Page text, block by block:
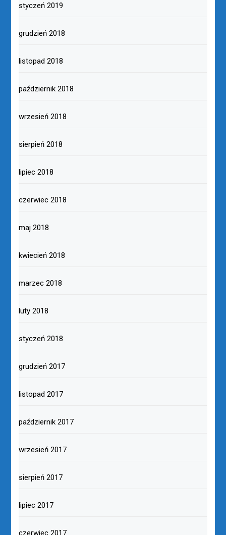
styczeń 2019
grudzień 2018
listopad 2018
październik 2018
wrzesień 2018
sierpień 2018
lipiec 2018
czerwiec 2018
maj 2018
kwiecień 2018
marzec 2018
luty 2018
styczeń 2018
grudzień 2017
listopad 2017
październik 2017
wrzesień 2017
sierpień 2017
lipiec 2017
czerwiec 2017